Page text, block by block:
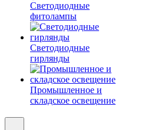
Светодиодные
фитолампы
Светодиодные
гирлянды
Промышленное и
складское освещение